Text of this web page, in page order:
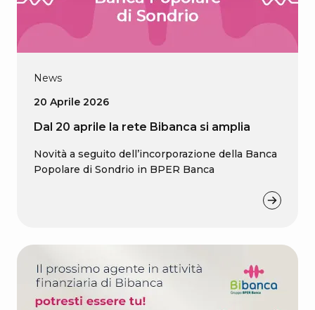
News
20 Aprile 2026
Dal 20 aprile la rete Bibanca si amplia
Novità a seguito dell’incorporazione della Banca
Popolare di Sondrio in BPER Banca